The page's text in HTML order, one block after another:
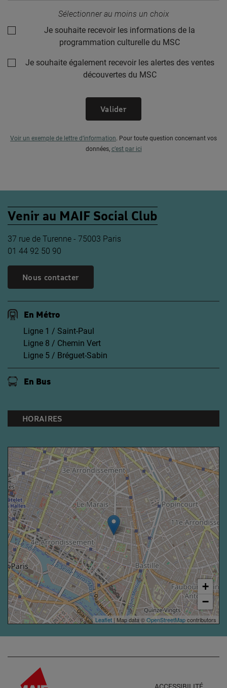
Sélectionner au moins un choix
Je souhaite recevoir les informations de la
programmation culturelle du MSC
Je souhaite également recevoir les alertes des ventes
découvertes du MSC
Valider
Voir un exemple de lettre d’information. Pour toute question concernant vos
données, c’est par ici
Venir au MAIF Social Club
37 rue de Turenne - 75003 Paris
01 44 92 50 90
Nous contacter
En Métro
Ligne 1 / Saint-Paul
Ligne 8 / Chemin Vert
Ligne 5 / Bréguet-Sabin
En Bus
HORAIRES
+
−
Leaflet | Map data ©OpenStreetMapcontributors